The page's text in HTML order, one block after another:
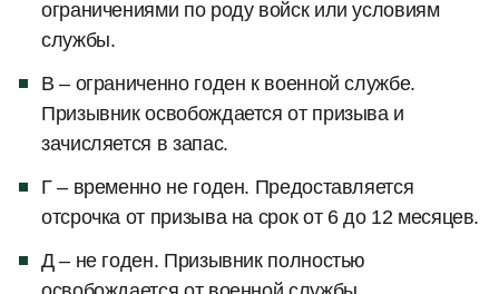
ограничениями по роду войск или условиям
службы.
В – ограниченно годен к военной службе.
Призывник освобождается от призыва и
зачисляется в запас.
Г – временно не годен. Предоставляется
отсрочка от призыва на срок от 6 до 12 месяцев.
Д – не годен. Призывник полностью